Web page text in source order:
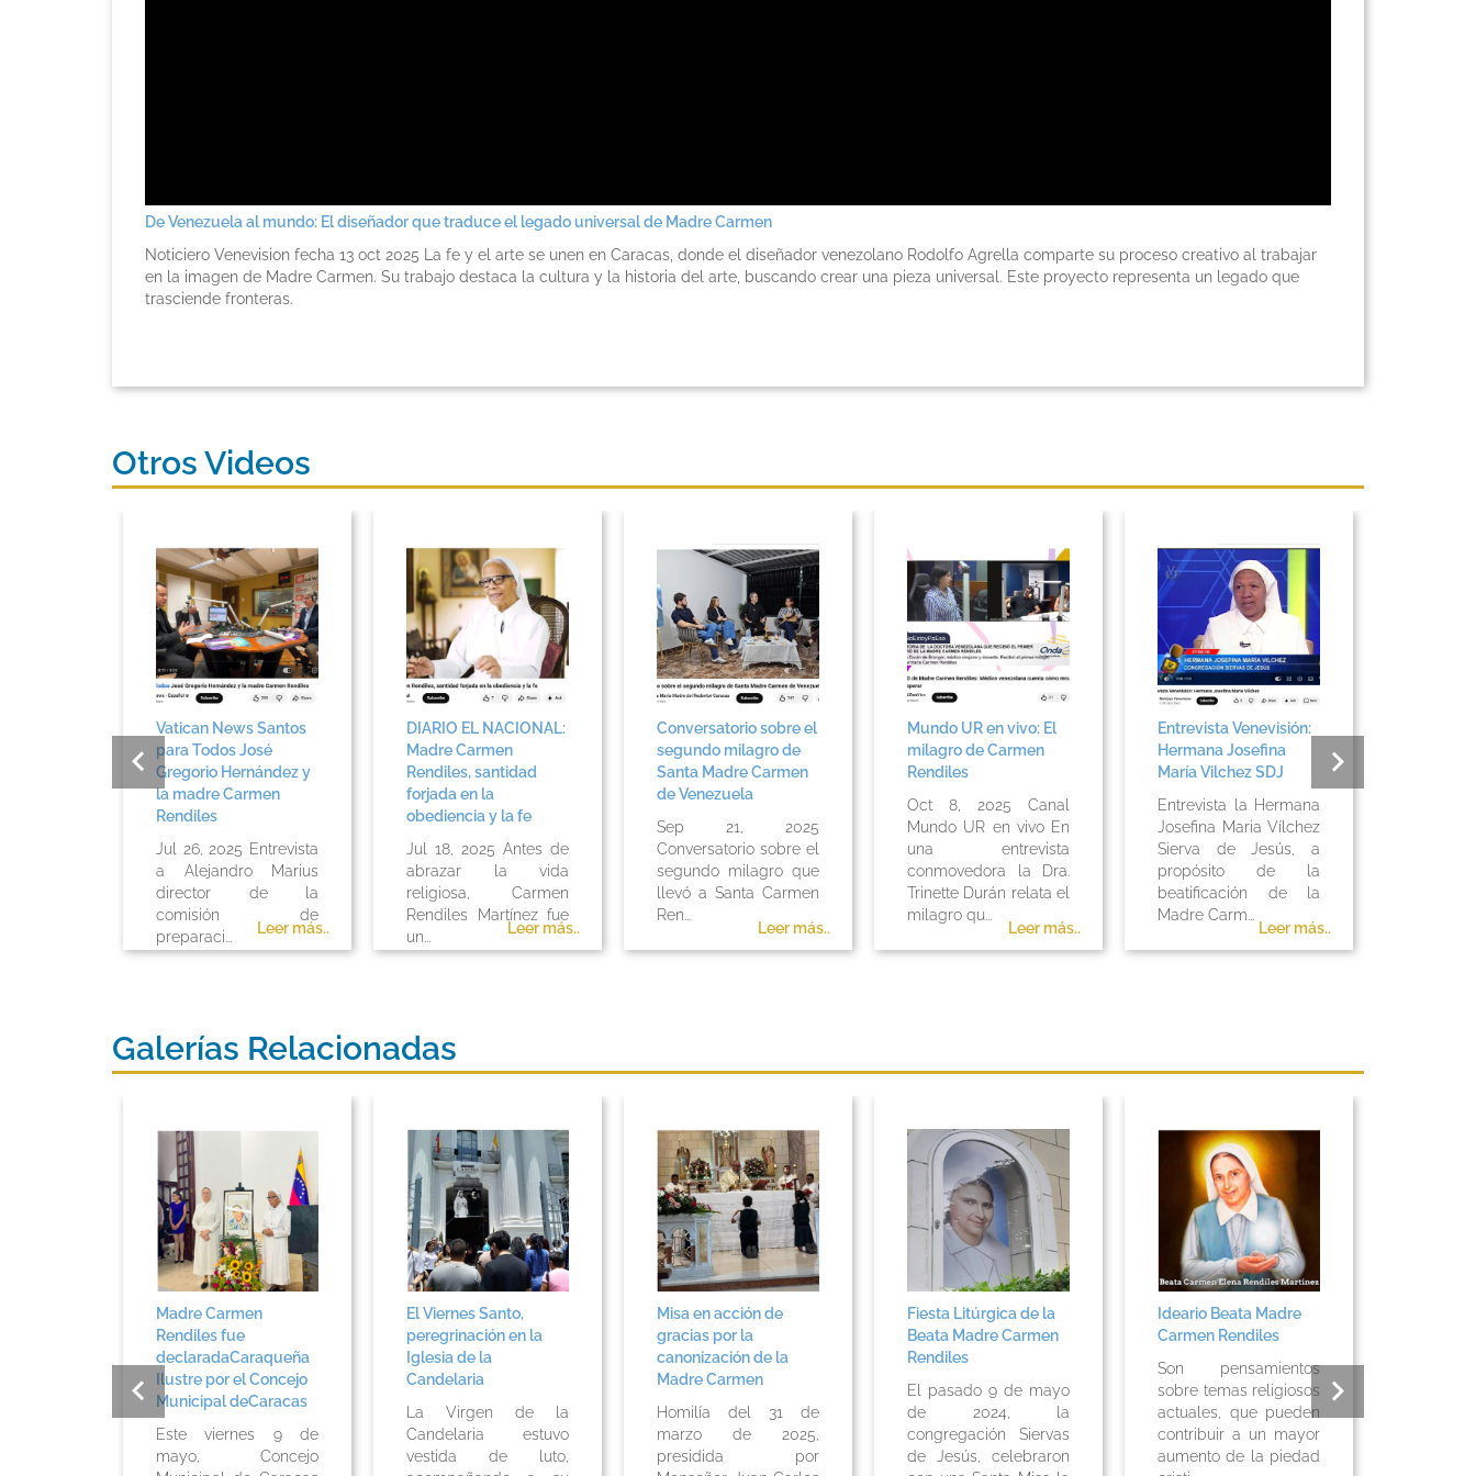
De Venezuela al mundo: El diseñador que traduce el legado universal de Madre Carmen
Noticiero Venevision fecha 13 oct 2025 La fe y el arte se unen en Caracas, donde el diseñador venezolano Rodolfo Agrella comparte su proceso creativo al trabajar
en la imagen de Madre Carmen. Su trabajo destaca la cultura y la historia del arte, buscando crear una pieza universal. Este proyecto representa un legado que
trasciende fronteras.
Otros Videos
Vatican News Santos
para Todos José
Gregorio Hernández y
la madre Carmen
Rendiles
Jul 26, 2025 Entrevista
a Alejandro Marius
director de la
comisión de
preparaci...
Leer más..
DIARIO EL NACIONAL:
Madre Carmen
Rendiles, santidad
forjada en la
obediencia y la fe
Jul 18, 2025 Antes de
abrazar la vida
religiosa, Carmen
Rendiles Martínez fue
un...
Leer más..
Conversatorio sobre el
segundo milagro de
Santa Madre Carmen
de Venezuela
Sep 21, 2025
Conversatorio sobre el
segundo milagro que
llevó a Santa Carmen
Ren...
Leer más..
Mundo UR en vivo: El
milagro de Carmen
Rendiles
Oct 8, 2025 Canal
Mundo UR en vivo En
una entrevista
conmovedora la Dra.
Trinette Durán relata el
milagro qu...
Leer más..
Entrevista Venevisión:
Hermana Josefina
María Vilchez SDJ
Entrevista la Hermana
Josefina Maria Vílchez
Sierva de Jesús, a
propósito de la
beatificación de la
Madre Carm...
Leer más..
Galerías Relacionadas
Madre Carmen
Rendiles fue
declaradaCaraqueña
Ilustre por el Concejo
Municipal deCaracas
Este viernes 9 de
mayo, Concejo
El Viernes Santo,
peregrinación en la
Iglesia de la
Candelaria
La Virgen de la
Candelaria estuvo
vestida de luto,
Misa en acción de
gracias por la
canonización de la
Madre Carmen
Homilía del 31 de
marzo de 2025,
presidida por
Fiesta Litúrgica de la
Beata Madre Carmen
Rendiles
El pasado 9 de mayo
de 2024, la
congregación Siervas
de Jesús, celebraron
Ideario Beata Madre
Carmen Rendiles
Son pensamientos
sobre temas religiosos
actuales, que pueden
contribuir a un mayor
aumento de la piedad